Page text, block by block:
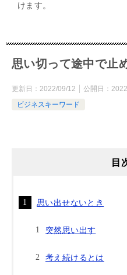
けます。
思い切って途中で止
更新日： 2022/09/12 公開日：
ビジネスキーワード
目
思い出せないとき
突然思い出す
考え続けるとは